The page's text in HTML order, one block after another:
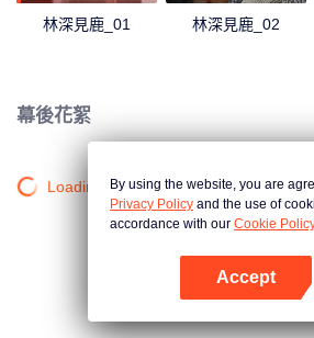
場上斬妖除魔，那廂要應對簡艾和劉映霞的聯手見
友們的各種內憂外患。到底是能重新抱得美人歸，
林深見鹿_01 林深見鹿_02
幕後花絮
Loading…By using the website, you are
Privacy Policy and the use of
accordance with our Cookie
Accept